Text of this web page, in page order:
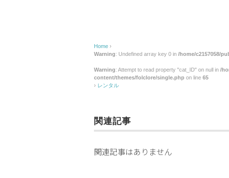
Home ›
Warning: Undefined array key 0 in /home/c2157058/
Warning: Attempt to read property "cat_ID" on null in /
content/themes/folclore/single.php on line 65
› レンタル
関連記事
関連記事はありません